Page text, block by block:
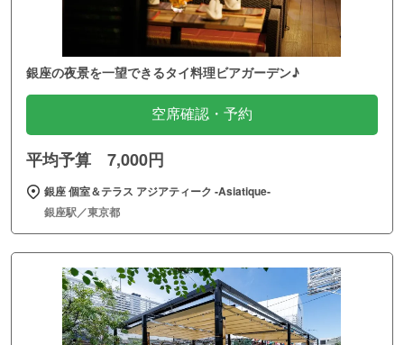
銀座の夜景を一望できるタイ料理ビアガーデン♪
空席確認・予約
平均予算 7,000円
銀座 個室＆テラス アジアティーク ‐Asiatique‐
銀座駅／東京都